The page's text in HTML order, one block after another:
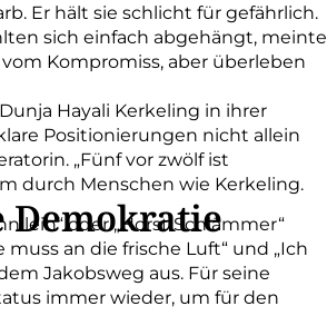
Er hält sie schlicht für gefährlich.
sich einfach abgehängt, meinte
Kompromiss, aber überleben
Hayali Kerkeling in ihrer
Positionierungen nicht allein
„Fünf vor zwölf ist
durch Menschen wie Kerkeling.
Demokratie
oder „Horst Schlämmer“
an die frische Luft“ und „Ich
Jakobsweg aus. Für seine
immer wieder, um für den